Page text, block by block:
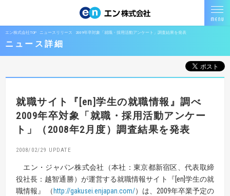
エン株式会社TOP ニュースリリース 2009年卒対象「就職・採用活動アンケート」調査結果を発表
ニュース詳細
就職サイト『[en]学生の就職情報』調べ
2009年卒対象「就職・採用活動アンケー
ト」（2008年2月度）調査結果を発表
2008/02/29
エン・ジャパン株式会社（本社：東京都新宿区、代表取締
役社長：越智通勝）が運営する就職情報サイト『[en]学生の就
職情報』 （ http://gakusei.enjapan.com/）は、2009年卒業予定の